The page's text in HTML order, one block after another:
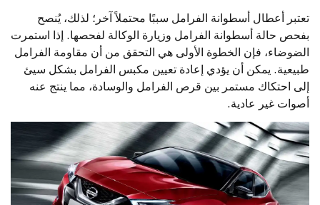
تعتبر أعطال أسطوانة الفرامل سببًا محتملاً آخر؛ لذلك، يُنصح
بفحص حالة أسطوانة الفرامل وزيارة الوكالة لفحصها. إذا استمرت
الضوضاء، فإن الخطوة الأولى هي التحقق من أن مقاومة الفرامل
طبيعية. يمكن أن يؤدي إعادة تعيين مكبس الفرامل بشكل سيئ
إلى احتكاك مستمر بين قرص الفرامل والوسادة، مما ينتج عنه
أصوات غير عادية.